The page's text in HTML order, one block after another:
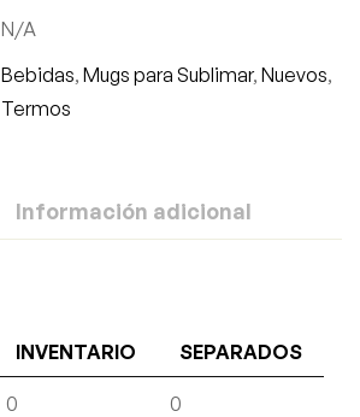
N/A
Bebidas, Mugs para Sublimar, Nuevos,
Termos
Información adicional
INVENTARIO SEPARADOS
0 0